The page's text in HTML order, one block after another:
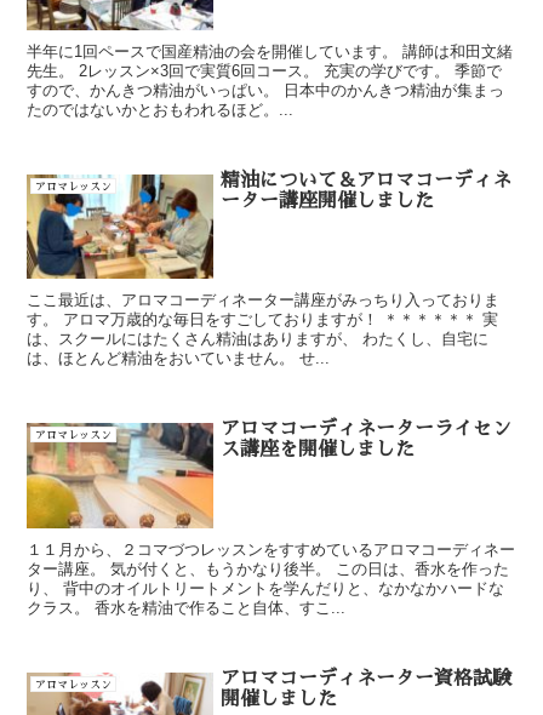
半年に1回ペースで国産精油の会を開催しています。 講師は和田文緒
先生。 2レッスン×3回で実質6回コース。 充実の学びです。 季節で
すので、かんきつ精油がいっぱい。 日本中のかんきつ精油が集まっ
たのではないかとおもわれるほど。...
アロマレッスン
精油について＆アロマコーディネ
ーター講座開催しました
ここ最近は、アロマコーディネーター講座がみっちり入っておりま
す。 アロマ万歳的な毎日をすごしておりますが！ ＊＊＊＊＊＊ 実
は、スクールにはたくさん精油はありますが、 わたくし、自宅に
は、ほとんど精油をおいていません。 せ...
アロマレッスン
アロマコーディネーターライセン
ス講座を開催しました
１１月から、２コマづつレッスンをすすめているアロマコーディネー
ター講座。 気が付くと、もうかなり後半。 この日は、香水を作った
り、 背中のオイルトリートメントを学んだりと、なかなかハードな
クラス。 香水を精油で作ること自体、すこ...
アロマレッスン
アロマコーディネーター資格試験
開催しました